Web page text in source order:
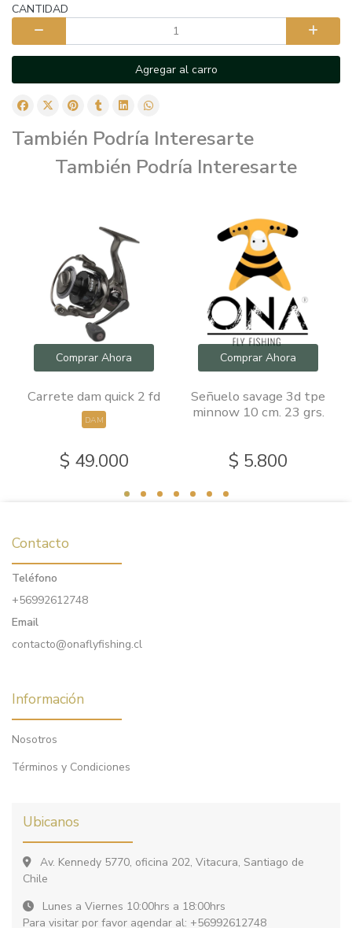
CANTIDAD
Agregar al carro
También Podría Interesarte
También Podría Interesarte
Comprar Ahora
Carrete dam quick 2 fd
DAM
$ 49.000
Comprar Ahora
Señuelo savage 3d tpe
minnow 10 cm. 23 grs.
$ 5.800
Contacto
Teléfono
+56992612748
Email
contacto@onaflyfishing.cl
Información
Nosotros
Términos y Condiciones
Ubicanos
Av. Kennedy 5770, oficina 202, Vitacura, Santiago de
Chile
Lunes a Viernes 10:00hrs a 18:00hrs
Para visitar por favor agendar al: +56992612748